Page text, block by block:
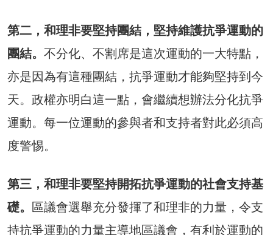
第二，和理非要堅持團結，堅持維護抗爭運動的
團結。 不分化、不割席是這次運動的一大特點，
亦是因為有這種團結，抗爭運動才能夠堅持到今
天。政權亦明白這一點，會繼續想辦法分化抗爭
運動。每一位運動的參與者和支持者對此必須高
度警惕。
第三，和理非要堅持開拓抗爭運動的社會支持基
礎。 區議會選舉充分發揮了和理非的力量，令支
持抗爭運動的力量主導地區議會，有利於運動的